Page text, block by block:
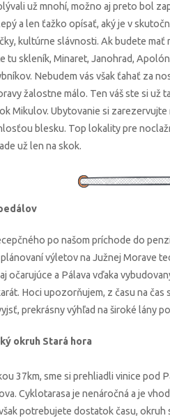
už mnohí, možno aj preto bol
a len ťažko opísať, aký je v
kultúrne slávnosti. Ak budete mať
tu skleník, Minaret, Janohrad,
Nebudem vás však ťahať za
žalostne málo. Ten váš ste si
Mikulov. Ubytovanie si
blesku. Top lokality pre
už len na skok.
po našom príchode do
výletov na Južnej Morave
očarujúce a Pálava vďaka
Hoci upozorňujem, z času na čas
prekrásny výhľad na široké lány
okruh Stará hora
37km, sme si prehliadli vinice pod
Cyklotarasa je nenáročná a je
potrebujete dostatok času, okruh